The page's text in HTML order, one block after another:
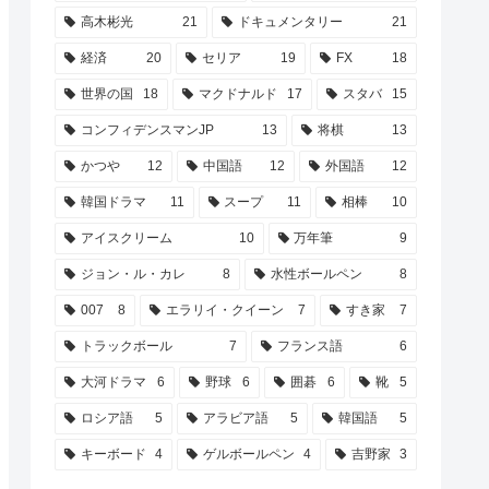
高木彬光 21 ドキュメンタリー 21
経済 20 セリア 19 FX 18
世界の国 18 マクドナルド 17 スタバ 15
コンフィデンスマンJP 13 将棋 13
かつや 12 中国語 12 外国語 12
韓国ドラマ 11 スープ 11 相棒 10
アイスクリーム 10 万年筆 9
ジョン・ル・カレ 8 水性ボールペン 8
007 8 エラリイ・クイーン 7 すき家 7
トラックボール 7 フランス語 6
大河ドラマ 6 野球 6 囲碁 6 靴 5
ロシア語 5 アラビア語 5 韓国語 5
キーボード 4 ゲルボールペン 4 吉野家 3